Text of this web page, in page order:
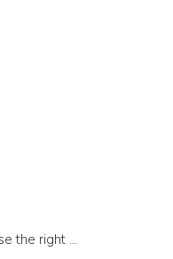
Parmigiano Reggiano: how to choose the right one